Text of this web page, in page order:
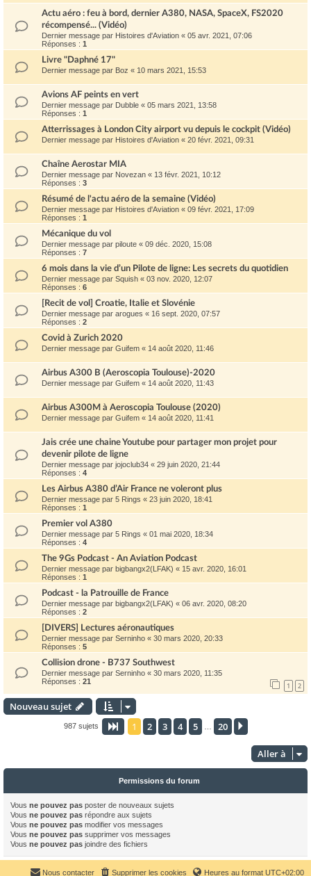
Actu aéro : feu à bord, dernier A380, NASA, SpaceX, FS2020
récompensé... (Vidéo)
Dernier message par Histoires d'Aviation « 05 avr. 2021, 07:06
Réponses : 1
Livre "Daphné 17"
Dernier message par Boz « 10 mars 2021, 15:53
Avions AF peints en vert
Dernier message par Dubble « 05 mars 2021, 13:58
Réponses : 1
Atterrissages à London City airport vu depuis le cockpit (Vidéo)
Dernier message par Histoires d'Aviation « 20 févr. 2021, 09:31
Chaîne Aerostar MIA
Dernier message par Novezan « 13 févr. 2021, 10:12
Réponses : 3
Résumé de l'actu aéro de la semaine (Vidéo)
Dernier message par Histoires d'Aviation « 09 févr. 2021, 17:09
Réponses : 1
Mécanique du vol
Dernier message par piloute « 09 déc. 2020, 15:08
Réponses : 7
6 mois dans la vie d’un Pilote de ligne: Les secrets du quotidien
Dernier message par Squish « 03 nov. 2020, 12:07
Réponses : 6
[Recit de vol] Croatie, Italie et Slovénie
Dernier message par arogues « 16 sept. 2020, 07:57
Réponses : 2
Covid à Zurich 2020
Dernier message par Guifem « 14 août 2020, 11:46
Airbus A300 B (Aeroscopia Toulouse)-2020
Dernier message par Guifem « 14 août 2020, 11:43
Airbus A300M à Aeroscopia Toulouse (2020)
Dernier message par Guifem « 14 août 2020, 11:41
Jais crée une chaine Youtube pour partager mon projet pour
devenir pilote de ligne
Dernier message par jojoclub34 « 29 juin 2020, 21:44
Réponses : 4
Les Airbus A380 d’Air France ne voleront plus
Dernier message par 5 Rings « 23 juin 2020, 18:41
Réponses : 1
Premier vol A380
Dernier message par 5 Rings « 01 mai 2020, 18:34
Réponses : 4
The 9Gs Podcast - An Aviation Podcast
Dernier message par bigbangx2(LFAK) « 15 avr. 2020, 16:01
Réponses : 1
Podcast - la Patrouille de France
Dernier message par bigbangx2(LFAK) « 06 avr. 2020, 08:20
Réponses : 2
[DIVERS] Lectures aéronautiques
Dernier message par Serninho « 30 mars 2020, 20:33
Réponses : 5
Collision drone - B737 Southwest
Dernier message par Serninho « 30 mars 2020, 11:35
Réponses : 21 1 2
Nouveau sujet
987 sujets Page 1sur20
1 2 3 4 5 20
Aller à
Permissions du forum
Vous ne pouvez pas poster de nouveaux sujets
Vous ne pouvez pas répondre aux sujets
Vous ne pouvez pas modifier vos messages
Vous ne pouvez pas supprimer vos messages
Vous ne pouvez pas joindre des fichiers
Heures au format UTC+02:00
Supprimer les cookies
Nous contacter